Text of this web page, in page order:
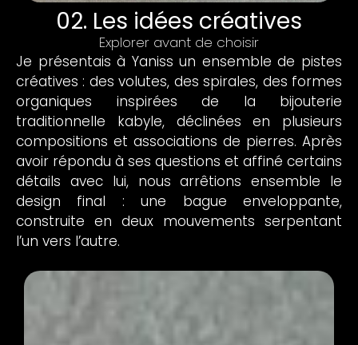
02. Les idées créatives
Explorer avant de choisir
Je présentais à Yaniss un ensemble de pistes
créatives : des volutes, des spirales, des formes
organiques inspirées de la bijouterie
traditionnelle kabyle, déclinées en plusieurs
compositions et associations de pierres. Après
avoir répondu à ses questions et affiné certains
détails avec lui, nous arrêtions ensemble le
design final : une bague enveloppante,
construite en deux mouvements serpentant
l’un vers l’autre.